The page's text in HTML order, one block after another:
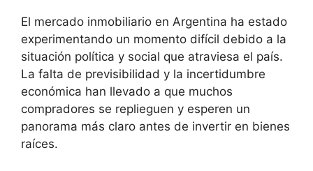
El mercado inmobiliario en Argentina ha estado
experimentando un momento difícil debido a la
situación política y social que atraviesa el país.
La falta de previsibilidad y la incertidumbre
económica han llevado a que muchos
compradores se replieguen y esperen un
panorama más claro antes de invertir en bienes
raíces.